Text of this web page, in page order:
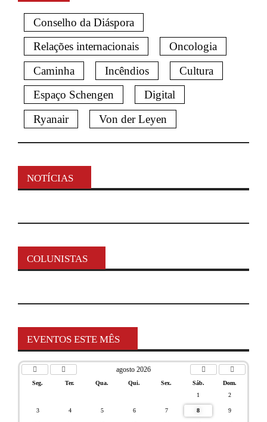
Conselho da Diáspora
Relações internacionais
Oncologia
Caminha
Incêndios
Cultura
Espaço Schengen
Digital
Ryanair
Von der Leyen
NOTÍCIAS
COLUNISTAS
EVENTOS ESTE MÊS
agosto 2026
Seg. Ter. Qua. Qui. Sex. Sáb.
Dom.
1
2
3 4 5 6 7 8 9